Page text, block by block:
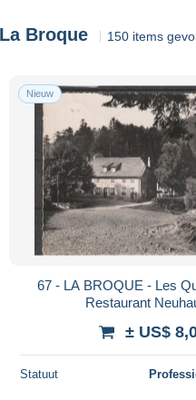
La Broque 150 items
Nieuw
67 - LA BROQUE - Les
Restaurant
± US$
Statuut